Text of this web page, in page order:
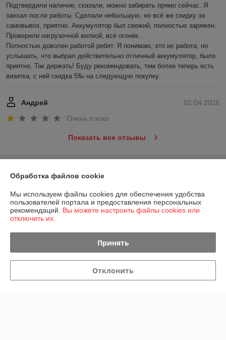
Подтвердили наличие, сказали, можно забирать прямо сейчас. Я
заехал после работы. Сделали небольшую, но всё же скидку за
самовывоз, приятно. Аккумулятор был свежий, полностью заряжен.
Проверили нагрузочной вилкой, всё огонёк.
Полностью доволен работой ребят. Я понимаю, это их работа, но
услышать, что выбрал действительно отличный аккумулятор, было
приятно. Так держать! Буду рекомендовать, тем более теперь есть
визитка, с ней скидка 5‰ на следующую покупку.
02.04.2026
Андрей
Очень плохо
Показать все отзывы
О нас
Контакты
Доставка и оплата
Обработка файлов cookie
Мы используем файлы cookies для обеспечения удобства
пользователей портала и предоставления персональных
рекомендаций. Вы можете настроить файлы cookies или
отключить их.
Принять
Отклонить